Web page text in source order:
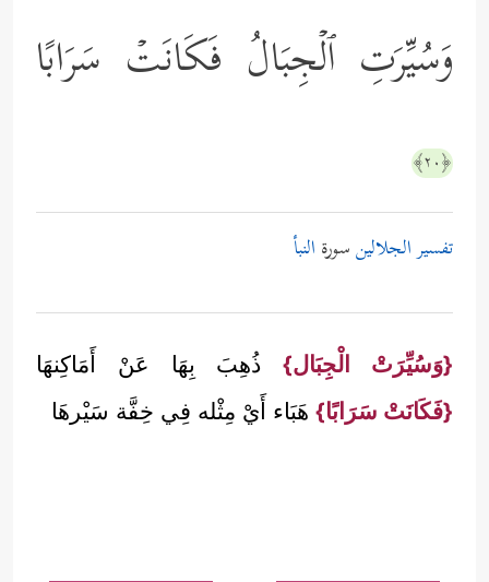
وَسُیِّرَتِ ٱلۡجِبَالُ فَكَانَتۡ سَرَابًا
﴿٢٠﴾
تفسير الجلالينسورة النبأ
{وَسُيِّرَتْ الْجِبَال}ذُهِبَ بِهَا عَنْ أَمَاكِنهَا
{فَكَانَتْ سَرَابًا} هَبَاء أَيْ مِثْله فِي خِفَّة سَيْرهَا